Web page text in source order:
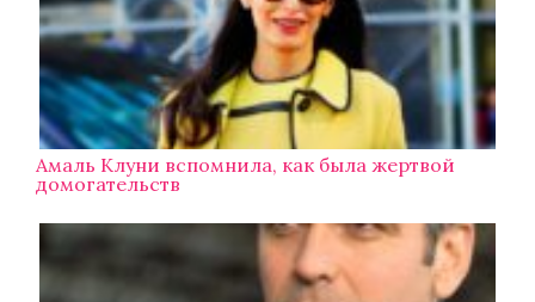
Амаль Клуни вспомнила, как была жертвой
домогательств